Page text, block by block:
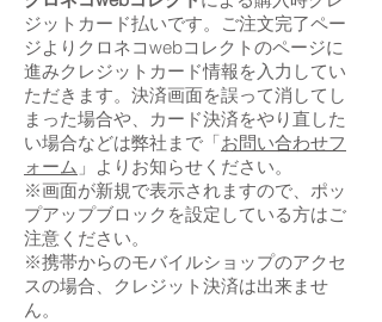
ジットカード払いです。ご注文完了ペー
ジよりクロネコwebコレクトのページに
進みクレジットカード情報を入力してい
ただきます。決済画面を誤って消してし
まった場合や、カード決済をやり直した
い場合などは弊社まで「お問い合わせフ
ォーム 」よりお知らせください。
※画面が新規で表示されますので、ポッ
プアップブロックを設定している方はご
注意ください。
※携帯からのモバイルショップのアクセ
スの場合、クレジット決済は出来ませ
ん。